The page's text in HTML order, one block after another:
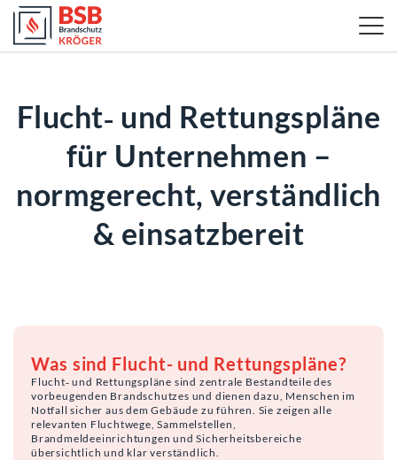
Flucht‑ und Rettungspläne
für Unternehmen –
normgerecht, verständlich
& einsatzbereit
Was sind Flucht- und Rettungspläne?
Flucht‑ und Rettungspläne sind zentrale Bestandteile des
vorbeugenden Brandschutzes und dienen dazu, Menschen im
Notfall sicher aus dem Gebäude zu führen. Sie zeigen alle
relevanten Fluchtwege, Sammelstellen,
Brandmeldeeinrichtungen und Sicherheitsbereiche
übersichtlich und klar verständlich.